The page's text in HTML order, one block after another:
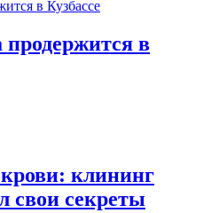
в
клининг
свои секреты